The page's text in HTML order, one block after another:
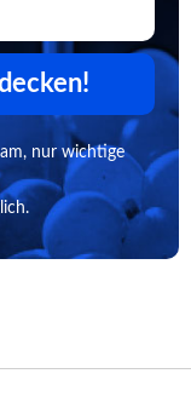
nur wichtige